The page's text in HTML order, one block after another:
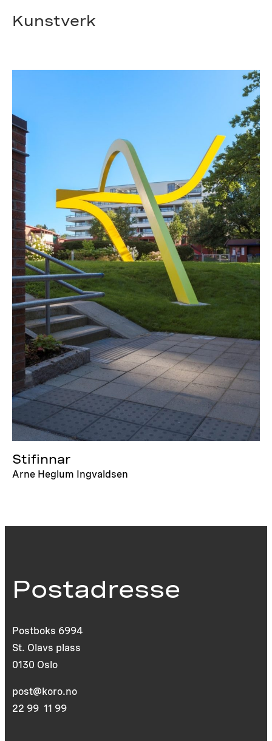
Kunstverk
Stifinnar
Arne Heglum Ingvaldsen
Postadresse
Postboks 6994
St. Olavs plass
0130 Oslo
post@koro.no
22 99 11 99